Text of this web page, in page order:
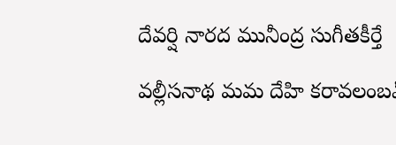
దేవర్షి నారద మునీంద్ర సుగీతకీర్తే
వల్లీసనాథ మమ దేహి